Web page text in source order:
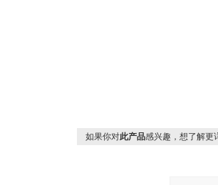
如果你对此产品感兴趣，想了解更